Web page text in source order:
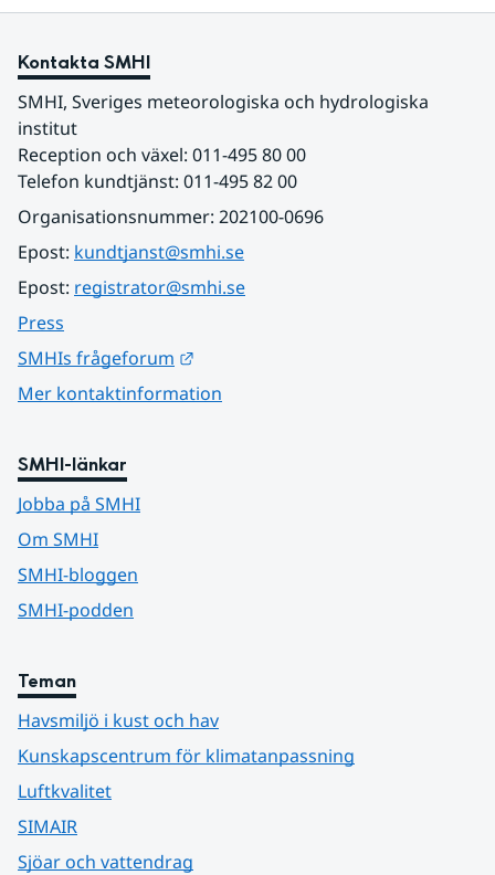
Kontakta SMHI
SMHI, Sveriges meteorologiska och hydrologiska
institut
Reception och växel: 011-495 80 00
Telefon kundtjänst: 011-495 82 00
Organisationsnummer: 202100-0696
Epost: kundtjanst@smhi.se
Epost: registrator@smhi.se
Press
SMHIs frågeforum
Mer kontaktinformation
SMHI-länkar
Jobba på SMHI
Om SMHI
SMHI-bloggen
SMHI-podden
Teman
Havsmiljö i kust och hav
Kunskapscentrum för klimatanpassning
Luftkvalitet
SIMAIR
Sjöar och vattendrag